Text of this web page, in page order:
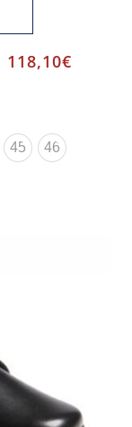
118,10€
45 46